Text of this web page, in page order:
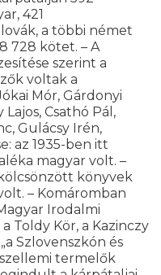
421
a többi német
728 kötet. – A
szerint a
voltak a
Mór, Gárdonyi
Csathó Pál,
Gulácsy Irén,
az 1935-ben itt
magyar volt. –
könyvek
– Komáromban
Irodalmi
Toldy Kör, a Kazinczy
Szlovenszkón és
termelők